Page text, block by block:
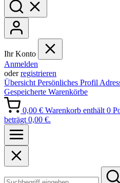
Ihr Konto
Anmelden
oderregistrieren
Übersicht Persönliches Profil
Gespeicherte Warenkörbe
0,00 € Warenkorb enthält 0
beträgt 0,00 €.